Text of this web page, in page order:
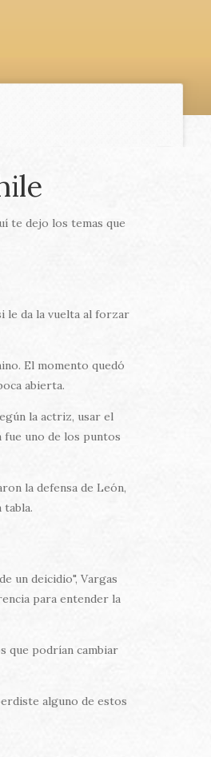
te dejo los temas que
le da la vuelta al forzar
El momento quedó
abierta.
la actriz, usar el
fue uno de los puntos
la defensa de León,
un deicidio", Vargas
para entender la
que podrían cambiar
alguno de estos